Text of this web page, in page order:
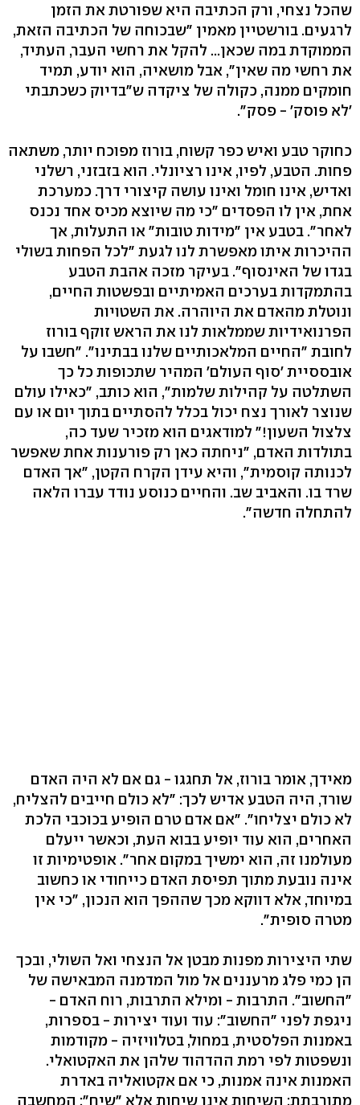
שהכל נצחי, ורק הכתיבה היא שפורטת את הזמן
לרגעים. בורשטיין מאמין "שבכוחה של הכתיבה הזאת,
הממוקדת במה שכאן... להקל את רחשי העבר, העתיד,
את רחשי מה שאין", אבל מושאיה, הוא יודע, תמיד
חומקים ממנה, כקולה של ציקדה ש"בדיוק כשכתבתי
'לא פוסק' - פסק".
כחוקר טבע ואיש כפר קשוח, בורוז מפוכח יותר, משתאה
פחות. הטבע, לפיו, אינו רציונלי. הוא בזבזני, רשלני
ואדיש, אינו חומל ואינו עושה קיצורי דרך. כמערכת
אחת, אין לו הפסדים "כי מה שיוצא מכיס אחד נכנס
לאחר". בטבע אין "מידות טובות" או התעלות, אך
ההיכרות איתו מאפשרת לנו לגעת "לכל הפחות בשולי
בגדו של האינסוף". בעיקר מזכה אהבת הטבע
בהתמקדות בערכים האמיתיים ובפשטות החיים,
ונוטלת מהאדם את היוהרה. את השטויות
הפרנואידיות שממלאות לנו את הראש זוקף בורוז
לחובת "החיים המלאכותיים שלנו בבתינו". "חשבו על
אובססיית 'סוף העולם' המהיר שתכופות כל כך
השתלטה על קהילות שלמות", הוא כותב, "כאילו עולם
שנוצר לאורך נצח יכול בכלל להסתיים בתוך יום או עם
צלצול השעון!" למודאגים הוא מזכיר שעד כה,
בתולדות האדם, "ניחתה כאן רק פורענות אחת שאפשר
לכנותה קוסמית", והיא עידן הקרח הקטן, "אך האדם
שרד בו. והאביב שב. והחיים כנוסע נודד עברו הלאה
להתחלה חדשה".
מאידך, אומר בורוז, אל תחגגו - גם אם לא היה האדם
שורד, היה הטבע אדיש לכך: "לא כולם חייבים להצליח,
לא כולם יצליחו". "אם אדם טרם הופיע בכוכבי הלכת
האחרים, הוא עוד יופיע בבוא העת, וכאשר ייעלם
מעולמנו זה, הוא ימשיך במקום אחר". אופטימיות זו
אינה נובעת מתוך תפיסת האדם כייחודי או כחשוב
במיוחד, אלא דווקא מכך שההפך הוא הנכון, "כי אין
מטרה סופית".
שתי היצירות מפנות מבטן אל הנצחי ואל השולי, ובכך
הן כמי פלג מרעננים אל מול המדמנה המבאישה של
"החשוב". התרבות - ומילא התרבות, רוח האדם -
ניגפת לפני "החשוב": עוד ועוד יצירות - בספרות,
באמנות הפלסטית, במחול, בטלוויזיה - מקודמות
ונשפטות לפי רמת ההדהוד שלהן את האקטואלי.
האמנות אינה אמנות, כי אם אקטואליה באדרת
מתורבתת; השיחות אינן שיחות אלא "שיח"; המחשבה